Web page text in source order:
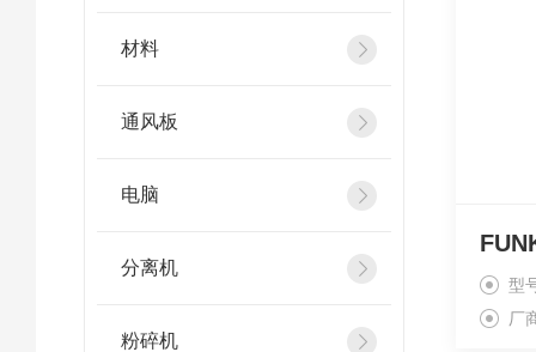
材料
通风板
电脑
分离机
粉碎机
型
厂